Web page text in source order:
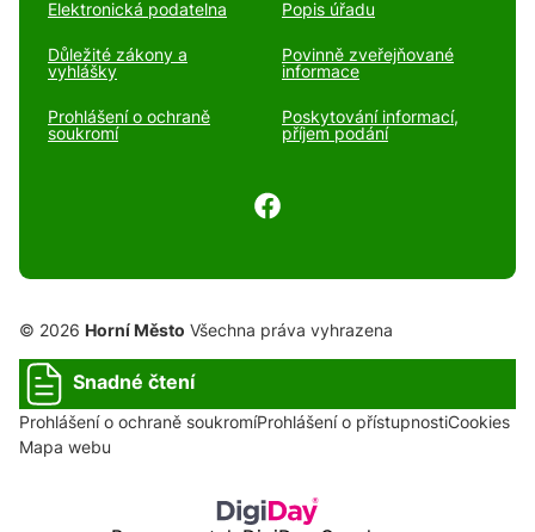
Elektronická podatelna Popis úřadu
Důležité zákony a
vyhlášky
Povinně zveřejňované
informace
Prohlášení o ochraně
soukromí
Poskytování informací,
příjem podání
© 2026 Horní Město Všechna práva vyhrazena
Snadné čtení
Prohlášení o ochraně soukromíProhlášení o přístupnostiCookies
Mapa webu